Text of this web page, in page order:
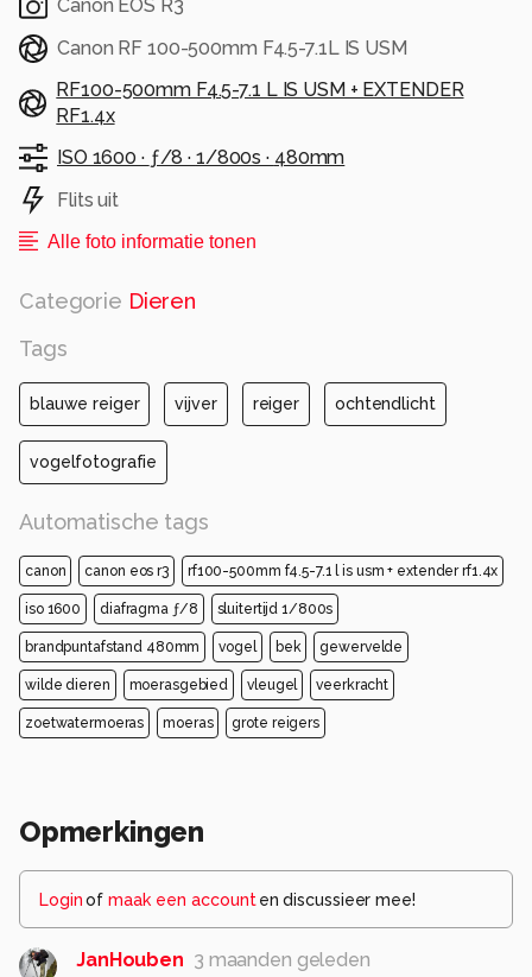
Alle rechten voorbehouden
Canon EOS R3
Canon RF 100-500mm F4.5-7.1L IS USM
RF100-500mm F4.5-7.1 L IS USM + EXTENDER
RF1.4x
ISO 1600 · ƒ/8 · 1/800s · 480mm
Flits uit
Alle foto informatie tonen
Categorie Dieren
Tags
blauwe reiger vijver reiger ochtendlicht
vogelfotografie
Automatische tags
canon canon eos r3 rf100-500mm f4.5-7.1 l is usm + extender rf1.4x
iso 1600 diafragma ƒ/8 sluitertijd 1/800s
brandpuntafstand 480mm vogel bek gewervelde
wilde dieren moerasgebied vleugel veerkracht
zoetwatermoeras moeras grote reigers
Opmerkingen
Loginof maak een account en discussieer mee!
JanHouben 3 maanden geleden